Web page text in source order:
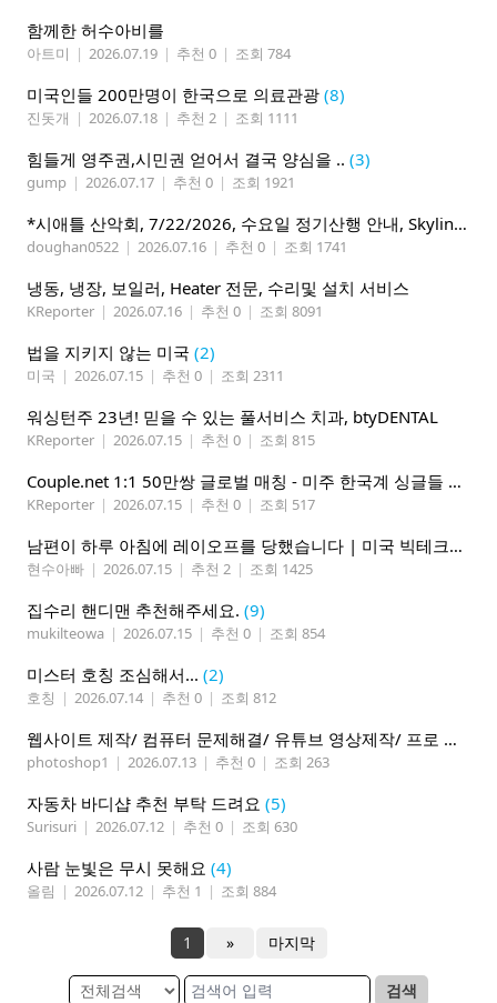
함께한 허수아비를
아트미 | 2026.07.19 | 추천 0 | 조회 784
미국인들 200만명이 한국으로 의료관광 (8)
진돗개 | 2026.07.18 | 추천 2 | 조회 1111
힘들게 영주권,시민권 얻어서 결국 양심을 .. (3)
gump | 2026.07.17 | 추천 0 | 조회 1921
*시애틀 산악회, 7/22/2026, 수요일 정기산행 안내, Skyline Trail Loop(Mt. Rainier)*
doughan0522 | 2026.07.16 | 추천 0 | 조회 1741
냉동, 냉장, 보일러, Heater 전문, 수리및 설치 서비스
KReporter | 2026.07.16 | 추천 0 | 조회 8091
법을 지키지 않는 미국 (2)
미국 | 2026.07.15 | 추천 0 | 조회 2311
워싱턴주 23년! 믿을 수 있는 풀서비스 치과, btyDENTAL
KReporter | 2026.07.15 | 추천 0 | 조회 815
Couple.net 1:1 50만쌍 글로벌 매칭 - 미주 한국계 싱글들 모이세요
KReporter | 2026.07.15 | 추천 0 | 조회 517
남편이 하루 아침에 레이오프를 당했습니다 | 미국 빅테크의 현실
현수아빠 | 2026.07.15 | 추천 2 | 조회 1425
집수리 핸디맨 추천해주세요. (9)
mukilteowa | 2026.07.15 | 추천 0 | 조회 854
미스터 호칭 조심해서... (2)
호칭 | 2026.07.14 | 추천 0 | 조회 812
웹사이트 제작/ 컴퓨터 문제해결/ 유튜브 영상제작/ 프로 사진촬영
photoshop1 | 2026.07.13 | 추천 0 | 조회 263
자동차 바디샵 추천 부탁 드려요 (5)
Surisuri | 2026.07.12 | 추천 0 | 조회 630
사람 눈빛은 무시 못해요 (4)
올림 | 2026.07.12 | 추천 1 | 조회 884
1 » 마지막
검색